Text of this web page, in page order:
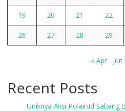
19 20 21 22
26 27 28 29
« Apr Jun
Recent Posts
Uniknya Aksi Polairud Sabang